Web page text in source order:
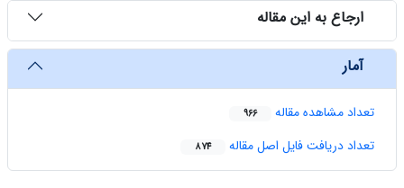
ارجاع به این مقاله
آمار
تعداد مشاهده مقاله 966
تعداد دریافت فایل اصل مقاله 874